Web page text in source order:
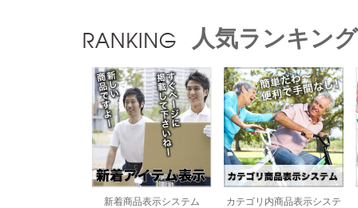
人気ランキング
新着商品表示システム
カテゴリ内商品表示システ